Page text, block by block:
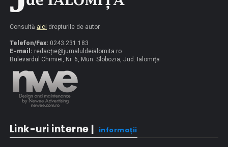
Consultă aici drepturile de autor.
Telefon/Fax: 0243.231.183
E-mail: redacție@jurnaluldeialomita.ro
Bulevardul Chimiei, Nr. 6, Mun. Slobozia, Jud. Ialomița
Link-uri interne | informații